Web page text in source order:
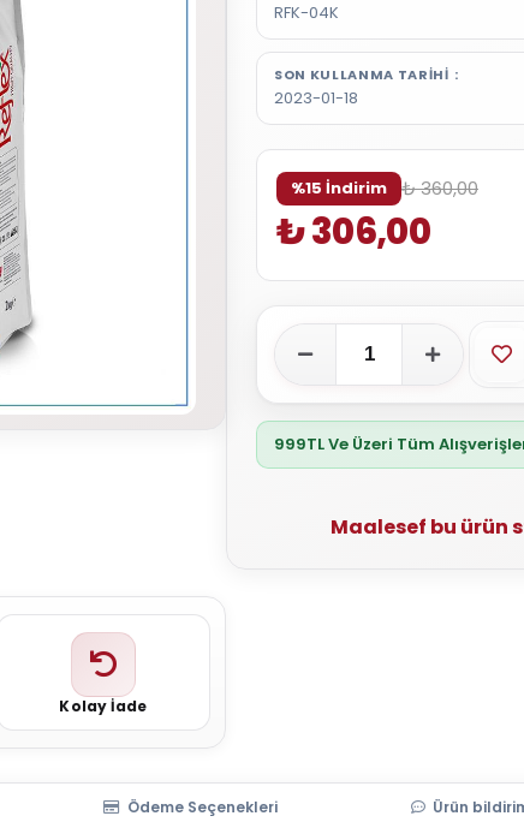
Kolay İade
RFK-04K
SON KULLANMA TARIHI
2023-01-18
%15 İndirim ₺ 360,00
₺ 306,00
999TL Ve Üzeri Tüm
Maalesef bu ürün
Ödeme Seçenekleri Ürün